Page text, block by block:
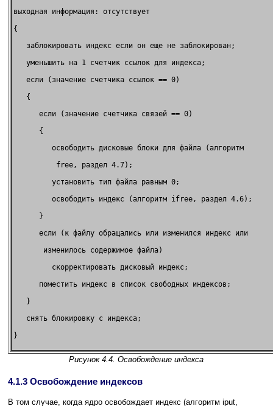
выходная информация: отсутствует
{
   заблокировать индекс если он еще не заблокирован;
   уменьшить на 1 счетчик ссылок для индекса;
   если (значение счетчика ссылок == 0)
   {
      если (значение счетчика связей == 0)
      {
         освободить дисковые блоки для файла (алгоритм
          free, раздел 4.7);
         установить тип файла равным 0;
         освободить индекс (алгоритм ifree, раздел 4.6);
      }
      если (к файлу обращались или изменился индекс или
       изменилось содержимое файла)
         скорректировать дисковый индекс;
      поместить индекс в список свободных индексов;
   }
   снять блокировку с индекса;
}
Рисунок 4.4. Освобождение индекса
4.1.3 Освобождение индексов
В том случае, когда ядро освобождает индекс (алгоритм iput,